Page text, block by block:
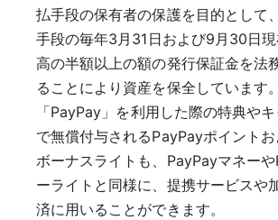
払手段の保有者の保護を目的として
手段の毎年3月31日および9月30日
高の半額以上の額の発行保証金を法
ることにより資産を保全しています
「PayPay」を利用した際の特典や
で無償付与されるPayPayポイント
ボーナスライトも、PayPayマネー
ーライトと同様に、提携サービスや
済に用いることができます。